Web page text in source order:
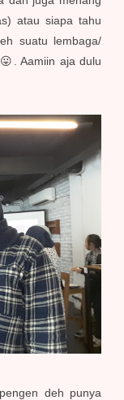
atau siapa tahu
suatu lembaga/
Aamiin aja dulu
deh punya